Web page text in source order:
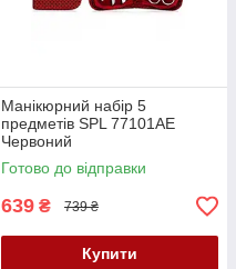
Манікюрний набір 5
предметів SPL 77101AE
Червоний
Готово до відправки
639 ₴ 739 ₴
Купити